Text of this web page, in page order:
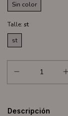
Sin color
Talle: st
st
Descripción